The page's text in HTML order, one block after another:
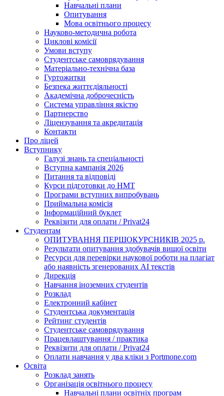
Навчальні плани
Опитування
Мова освітнього процесу
Науково-методична робота
Циклові комісії
Умови вступу
Студентське самоврядування
Матеріально-технічна база
Гуртожитки
Безпека життєдіяльності
Академічна доброчесність
Система управління якістю
Партнерство
Ліцензування та акредитація
Контакти
Про ліцей
Вступнику
Галузі знань та спеціальності
Вступна кампанія 2026
Питання та відповіді
Курси підготовки до НМТ
Програми вступних випробувань
Приймальна комісія
Інформаційний буклет
Реквізити для оплати / Privat24
Студентам
ОПИТУВАННЯ ПЕРШОКУРСНИКІВ 2025 р.
Результати опитування здобувачів вищої освіти
Ресурси для перевірки наукової роботи на плагіат
або наявність згенерованих АІ текстів
Дирекція
Навчання іноземних студентів
Розклад
Електронний кабінет
Студентська документація
Рейтинг студентів
Студентське самоврядування
Працевлаштування / практика
Реквізити для оплати / Privat24
Оплати навчання у два кліки з Portmone.com
Освіта
Розклад занять
Організація освітнього процесу
Навчальні плани освітніх програм